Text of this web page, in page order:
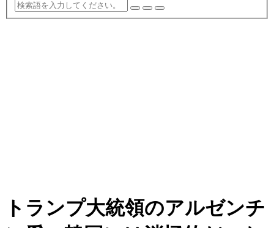
トランプ大統領のアルゼンチ